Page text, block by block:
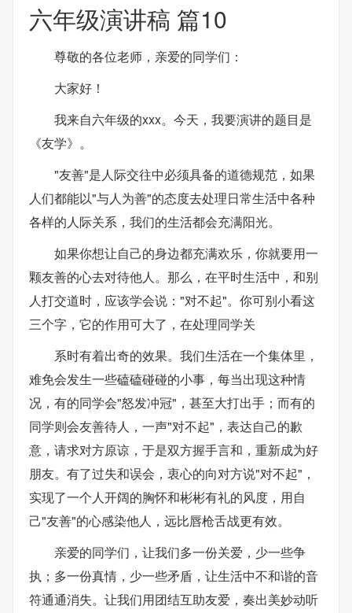
六年级演讲稿 篇10
尊敬的各位老师，亲爱的同学们：
大家好！
我来自六年级的xxx。今天，我要演讲的题目是
《友学》。
"友善"是人际交往中必须具备的道德规范，如果
人们都能以"与人为善"的态度去处理日常生活中各种
各样的人际关系，我们的生活都会充满阳光。
如果你想让自己的身边都充满欢乐，你就要用一
颗友善的心去对待他人。那么，在平时生活中，和别
人打交道时，应该学会说："对不起"。你可别小看这
三个字，它的作用可大了，在处理同学关
系时有着出奇的效果。我们生活在一个集体里，
难免会发生一些磕磕碰碰的小事，每当出现这种情
况，有的同学会"怒发冲冠"，甚至大打出手；而有的
同学则会友善待人，一声"对不起"，表达自己的歉
意，请求对方原谅，于是双方握手言和，重新成为好
朋友。有了过失和误会，衷心的向对方说"对不起"，
实现了一个人开阔的胸怀和彬彬有礼的风度，用自
己"友善"的心感染他人，远比唇枪舌战更有效。
亲爱的同学们，让我们多一份关爱，少一些争
执；多一份真情，少一些矛盾，让生活中不和谐的音
符通通消失。让我们用团结互助友爱，奏出美妙动听